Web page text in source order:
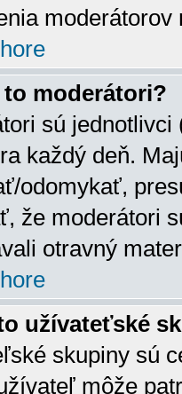
moderátorov
moderátori?
sú
každý deň.
odomykať,
že moderátori
otravný
užívateťské
skupiny sú
môže